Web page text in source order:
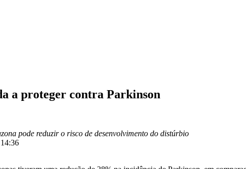
a proteger contra Parkinson
pode reduzir o risco de desenvolvimento do distúrbio